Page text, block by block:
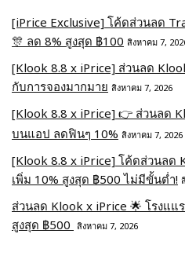
[iPrice Exclusive] โค้ดส่วนลด
🎊 ลด 8% สูงสุด​ ฿100 สิงหาคม 7,
[Klook 8.8 x iPrice] ส่วนลด
กับการจองมากมาย สิงหาคม 7, 2026
[Klook 8.8 x iPrice] 👉 ส่วนลด
บนแอป ลดฟินๆ 10% สิงหาคม 7, 2026
[Klook 8.8 x iPrice] โค้ดส่วนลด
เพิ่ม 10% สูงสุด ฿500 ไม่มีขั้นต่ำ!
ส่วนลด Klook x iPrice 🌟 โรงแแ
สูงสุด ฿500 สิงหาคม 7, 2026